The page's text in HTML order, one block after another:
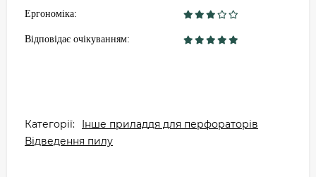
Ергономіка:
Відповідає очікуванням:
Категорії:
Інше приладдя для перфораторів
Відведення пилу